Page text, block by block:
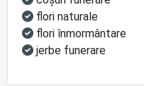
flori naturale
flori înmormântare
jerbe funerare